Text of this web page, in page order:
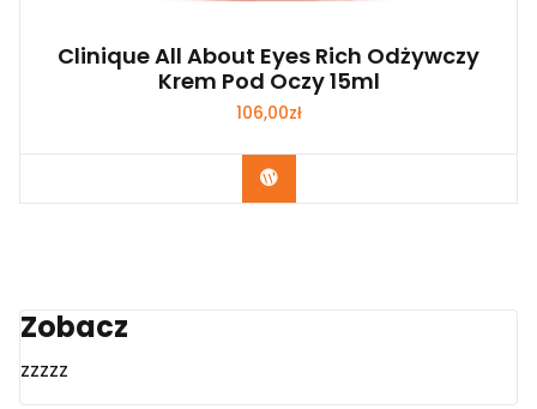
Clinique All About Eyes Rich Odżywczy
Krem Pod Oczy 15ml
106,00zł
Zobacz
Zobacz
zzzzz